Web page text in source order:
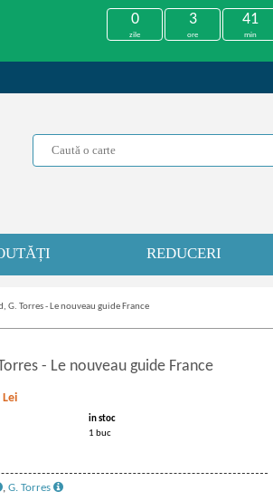
0
zile
3
ore
41
min
REDUCERI
G. Torres - Le nouveau guide France
- Le nouveau guide France
Lei
in stoc
1 buc
, G. Torres